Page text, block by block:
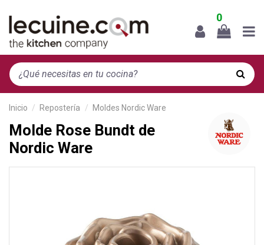
0
Inicio Repostería Moldes Nordic Ware
Molde Rose Bundt de
Nordic Ware